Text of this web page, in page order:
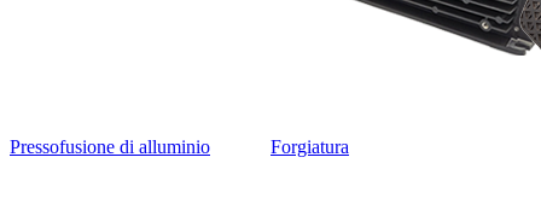
Pressofusione di alluminio Forgiatura